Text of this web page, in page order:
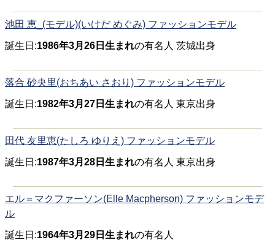
池田 恵_(モデル)(いけだ めぐみ) ファッションモデル
誕生日:1986年3月26日生まれの有名人 茨城出身
落合 砂央里(おちあい さおり) ファッションモデル
誕生日:1982年3月27日生まれの有名人 東京出身
田代 友里恵(たしろ ゆりえ) ファッションモデル
誕生日:1987年3月28日生まれの有名人 東京出身
エル＝マクファーソン(Elle Macpherson) ファッションモデ
ル
誕生日:1964年3月29日生まれの有名人